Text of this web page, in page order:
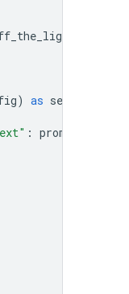
) as session
: prompt